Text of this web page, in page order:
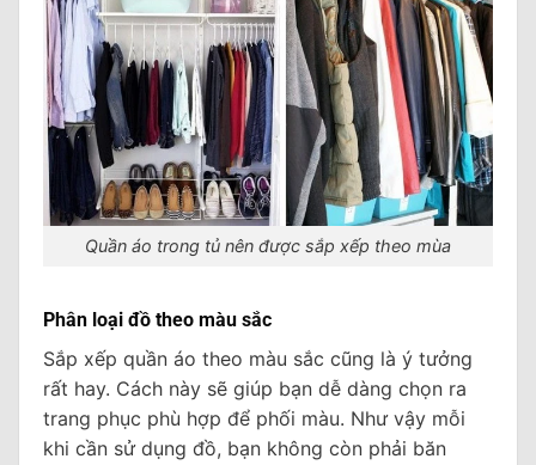
Quần áo trong tủ nên được sắp xếp theo mùa
Phân loại đồ theo màu sắc
Sắp xếp quần áo theo màu sắc cũng là ý tưởng
rất hay. Cách này sẽ giúp bạn dễ dàng chọn ra
trang phục phù hợp để phối màu. Như vậy mỗi
khi cần sử dụng đồ, bạn không còn phải băn